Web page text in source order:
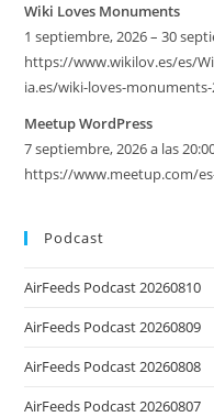
Wiki Loves Monuments
1 septiembre, 2026 – 30
https://www.wikilov.es/es/
ia.es/wiki-loves-
Meetup WordPress
7 septiembre, 2026 a las
https://www.meetup.com/
Podcast
AirFeeds Podcast 20260810
AirFeeds Podcast 20260809
AirFeeds Podcast 20260808
AirFeeds Podcast 20260807